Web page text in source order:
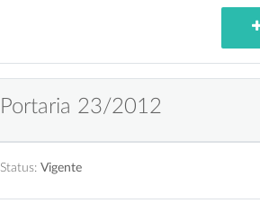
Portaria 23/2012
Status: Vigente